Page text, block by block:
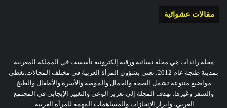
مقالات عشوائية
مجلة رائدات هي مجلة نسائية ورقية إلكترونية تأسست في المملكة المغربية
بمدينة طنجة عام 2012، تعنى بشؤون المرأة العربية في مختلف المجالات.تغطي
مواضيع متنوعة تشمل الصحة والجمال والموضة والأسرة والأطفال والطبخ
والسفر وغيرها. تهدف المجلة إلى تعزيز الوعي والتغيير الإيجابي في المجتمع
العربي، وإبراز الإنجازات والمساهمات المهمة للمرأة العربية.